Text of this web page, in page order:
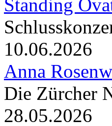
Standing
10.06.2026
Anna
Die Zürcher
28.05.2026